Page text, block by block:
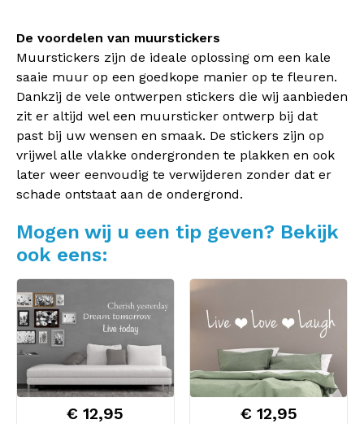
De voordelen van muurstickers
Muurstickers zijn de ideale oplossing om een kale
saaie muur op een goedkope manier op te fleuren.
Dankzij de vele ontwerpen stickers die wij aanbieden
zit er altijd wel een muursticker ontwerp bij dat
past bij uw wensen en smaak. De stickers zijn op
vrijwel alle vlakke ondergronden te plakken en ook
later weer eenvoudig te verwijderen zonder dat er
schade ontstaat aan de ondergrond.
Mogen wij u een tip geven? Bekijk
ook eens:
€ 12,95 € 12,95